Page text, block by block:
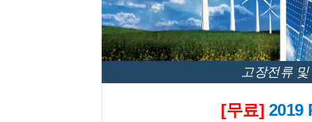
고장전류
[무료] 2019